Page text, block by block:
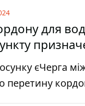
для
єЧерга
перетину